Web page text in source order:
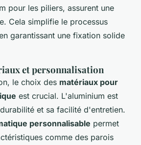
pour les piliers, assurent une
Cela simplifie le processus
garantissant une fixation solide
et personnalisation
le choix des matériaux pour
est crucial. L'aluminium est
et sa facilité d'entretien.
personnalisable permet
comme des parois